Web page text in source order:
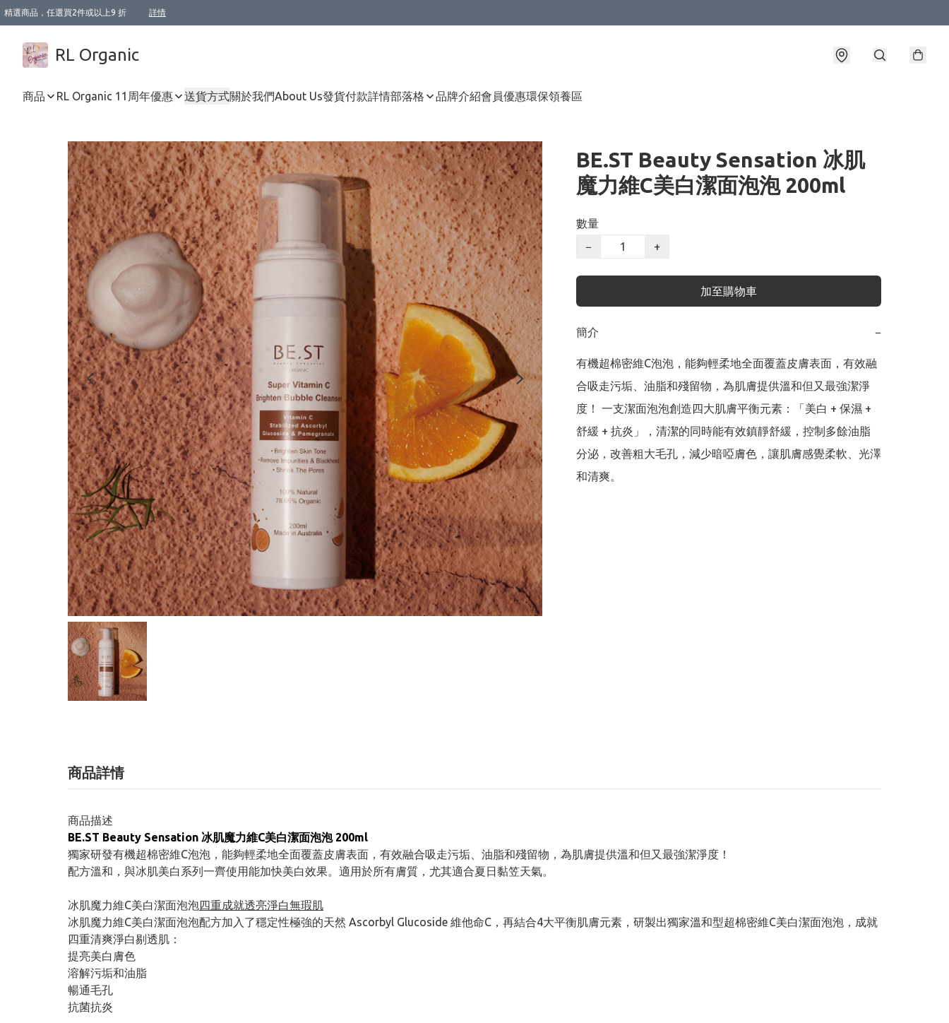
精選商品，任選買2件或以上9 折 詳情
RL Organic
商品 RL Organic 11周年優惠 送貨方式關於我們About Us發貨付款詳情部落格 品牌介紹會員優惠環保領養區
BE.ST Beauty Sensation 冰肌
魔力維C美白潔面泡泡 200ml
數量
−
+
加至購物車
簡介 −
有機超棉密維C泡泡，能夠輕柔地全面覆蓋皮膚表面，有效融
合吸走污垢、油脂和殘留物，為肌膚提供溫和但又最強潔淨
度！ 一支潔面泡泡創造四大肌膚平衡元素：「美白 + 保濕 +
舒緩 + 抗炎」，清潔的同時能有效鎮靜舒緩，控制多餘油脂
分泌，改善粗大毛孔，減少暗啞膚色，讓肌膚感覺柔軟、光澤
和清爽。
商品詳情
商品描述
BE.ST Beauty Sensation 冰肌魔力維C美白潔面泡泡 200ml
獨家研發有機超棉密維C泡泡，能夠輕柔地全面覆蓋皮膚表面，有效融合吸走污垢、油脂和殘留物，為肌膚提供溫和但又最強潔淨度！
配方溫和，與冰肌美白系列一齊使用能加快美白效果。適用於所有膚質，尤其適合夏日黏笠天氣。
冰肌魔力維C美白潔面泡泡四重成就透亮淨白無瑕肌
冰肌魔力維C美白潔面泡泡配方加入了穩定性極強的天然 Ascorbyl Glucoside 維他命C，再結合4大平衡肌膚元素，研製出獨家溫和型超棉密維C美白潔面泡泡，成就
四重清爽淨白剔透肌：
提亮美白膚色
溶解污垢和油脂
暢通毛孔
抗菌抗炎